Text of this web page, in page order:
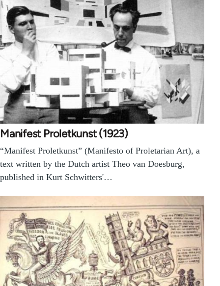
Manifest Proletkunst (1923)
“Manifest Proletkunst” (Manifesto of Proletarian Art), a
text written by the Dutch artist Theo van Doesburg,
published in Kurt Schwitters'…